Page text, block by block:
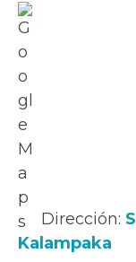
Dirección:
Kalampaka